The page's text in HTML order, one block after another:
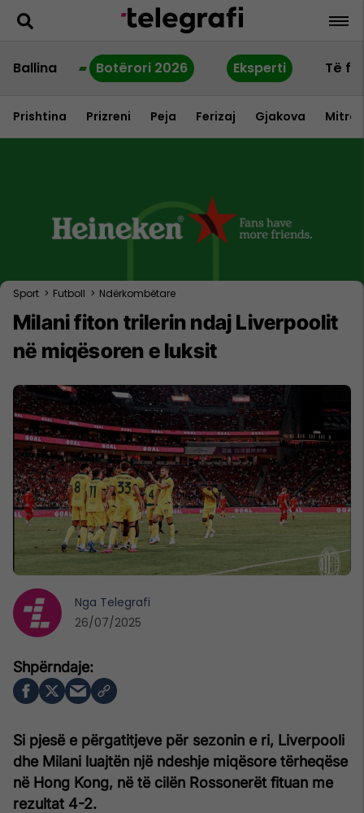
Ballina Botërori 2026 Eksperti Të
Prishtina Prizreni Peja Ferizaj Gjakova
Sport > Futboll > Ndërkombëtare
Milani fiton trilerin ndaj Liverpoolit
në miqësoren e luksit
Si pjesë e përgatitjeve për sezonin e ri, Liverpooli
dhe Milani luajtën një ndeshje miqësore tërheqëse
në Hong Kong, në të cilën Rossonerët fituan me
rezultat 4-2.
Nga Telegrafi
26/07/2025